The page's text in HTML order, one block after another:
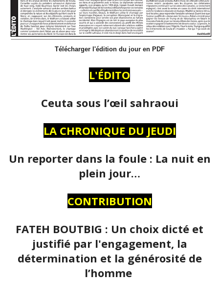
Télécharger l'édition du jour en PDF
L'ÉDITO
Ceuta sous l’œil sahraoui
LA CHRONIQUE DU JEUDI
Un reporter dans la foule : La nuit en
plein jour…
CONTRIBUTION
FATEH BOUTBIG : Un choix dicté et
justifié par l'engagement, la
détermination et la générosité de
l’homme